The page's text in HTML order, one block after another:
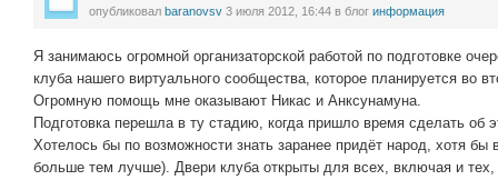
опубликовал baranovsv 3 июля 2012, 16:44 в блог информация
Я занимаюсь огромной организаторской работой по подготовке
клуба нашего виртуального сообщества, которое планируется во
Огромную помощь мне оказывают Никас и Анксyнамуна.
Подготовка перешла в ту стадию, когда пришло время сделать об
Хотелось бы по возможности знать заранее придёт народ, хотя бы
больше тем лучше). Двери клуба открыты для всех, включая и тех,